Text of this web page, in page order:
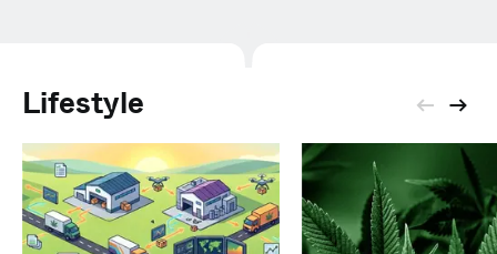
Lifestyle